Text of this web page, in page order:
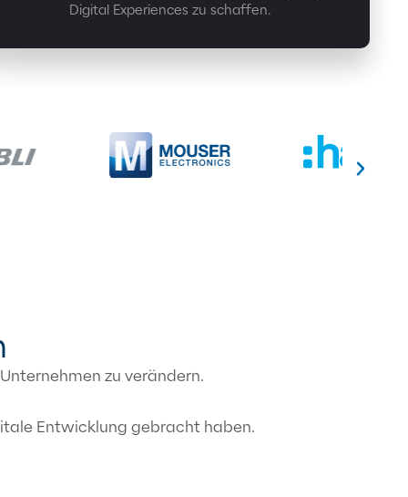
Digital Experiences zu schaffen.
zu verändern.
Entwicklung gebracht haben.